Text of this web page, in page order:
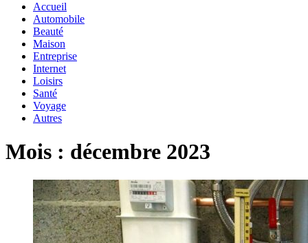
Accueil
Automobile
Beauté
Maison
Entreprise
Internet
Loisirs
Santé
Voyage
Autres
Mois : décembre 2023